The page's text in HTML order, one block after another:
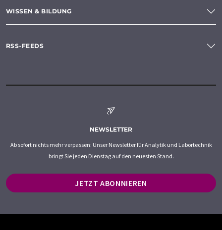
WISSEN & BILDUNG
RSS-FEEDS
NEWSLETTER
Ab sofort nichts mehr verpassen: Unser Newsletter für Analytik und Labortechnik
bringt Sie jeden Dienstag auf den neuesten Stand.
JETZT ABONNIEREN